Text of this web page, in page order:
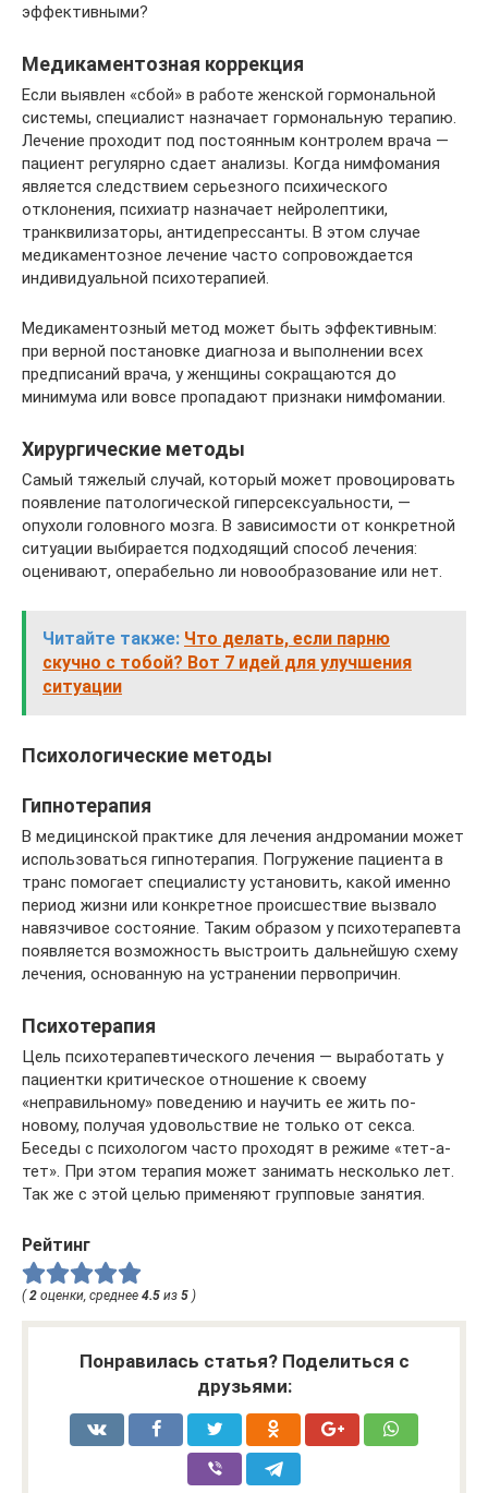
эффективными?
Медикаментозная коррекция
Если выявлен «сбой» в работе женской гормональной
системы, специалист назначает гормональную терапию.
Лечение проходит под постоянным контролем врача —
пациент регулярно сдает анализы. Когда нимфомания
является следствием серьезного психического
отклонения, психиатр назначает нейролептики,
транквилизаторы, антидепрессанты. В этом случае
медикаментозное лечение часто сопровождается
индивидуальной психотерапией.
Медикаментозный метод может быть эффективным:
при верной постановке диагноза и выполнении всех
предписаний врача, у женщины сокращаются до
минимума или вовсе пропадают признаки нимфомании.
Хирургические методы
Самый тяжелый случай, который может провоцировать
появление патологической гиперсексуальности, —
опухоли головного мозга. В зависимости от конкретной
ситуации выбирается подходящий способ лечения:
оценивают, операбельно ли новообразование или нет.
Читайте также: Что делать, если парню
скучно с тобой? Вот 7 идей для улучшения
ситуации
Психологические методы
Гипнотерапия
В медицинской практике для лечения андромании может
использоваться гипнотерапия. Погружение пациента в
транс помогает специалисту установить, какой именно
период жизни или конкретное происшествие вызвало
навязчивое состояние. Таким образом у психотерапевта
появляется возможность выстроить дальнейшую схему
лечения, основанную на устранении первопричин.
Психотерапия
Цель психотерапевтического лечения — выработать у
пациентки критическое отношение к своему
«неправильному» поведению и научить ее жить по-
новому, получая удовольствие не только от секса.
Беседы с психологом часто проходят в режиме «тет-а-
тет». При этом терапия может занимать несколько лет.
Так же с этой целью применяют групповые занятия.
Рейтинг
( 2 оценки, среднее 4.5 из 5 )
Понравилась статья? Поделиться с
друзьями: